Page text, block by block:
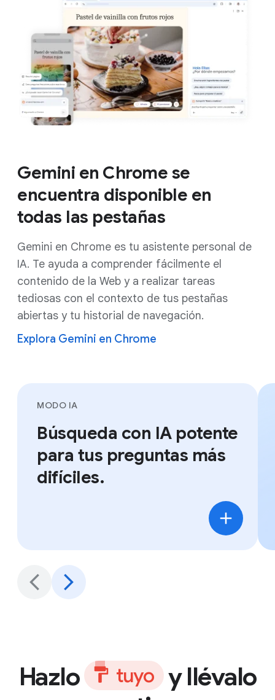
Gemini en Chrome se
encuentra disponible en
todas las pestañas
Gemini en Chrome es tu asistente personal de
IA. Te ayuda a comprender fácilmente el
contenido de la Web y a realizar tareas
tediosas con el contexto de tus pestañas
abiertas y tu historial de navegación.
Explora Gemini en Chrome
MODO IA
Búsqueda con IA potente
para tus preguntas más
difíciles.
Hazlo tuyo y llévalo